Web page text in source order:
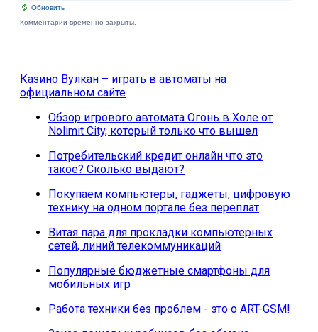
Обновить
Комментарии временно закрыты.
Казино Вулкан – играть в автоматы на
официальном сайте
Обзор игрового автомата Огонь в Холе от
Nolimit City, который только что вышел
Потребительский кредит онлайн что это
такое? Сколько выдают?
Покупаем компьютеры, гаджеты, цифровую
технику на одном портале без переплат
Витая пара для прокладки компьютерных
сетей, линий телекоммуникаций
Популярные бюджетные смартфоны для
мобильных игр
Работа техники без проблем - это о ART-GSM!